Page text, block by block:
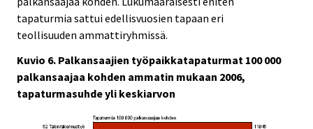
tapaturmia sattui edellisvuosien tapaan eri
teollisuuden ammattiryhmissä.
Kuvio 6. Palkansaajien työpaikkatapaturmat 100 000
palkansaajaa kohden ammatin mukaan 2006,
tapaturmasuhde yli keskiarvon